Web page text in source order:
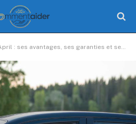
: ses avantages, ses garanties et ses tarifs